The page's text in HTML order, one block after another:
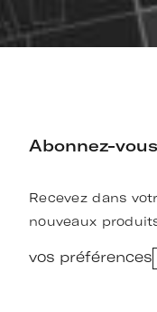
Abonnez-
Recevez dans
nouveaux
vos préférences